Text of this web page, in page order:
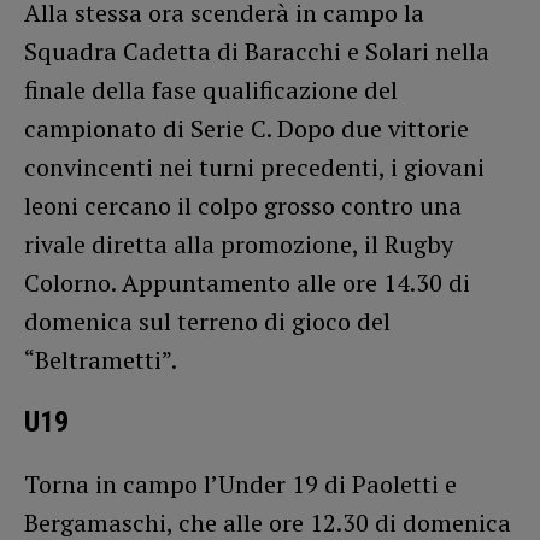
Alla stessa ora scenderà in campo la
Squadra Cadetta di Baracchi e Solari nella
finale della fase qualificazione del
campionato di Serie C. Dopo due vittorie
convincenti nei turni precedenti, i giovani
leoni cercano il colpo grosso contro una
rivale diretta alla promozione, il Rugby
Colorno. Appuntamento alle ore 14.30 di
domenica sul terreno di gioco del
“Beltrametti”.
U19
Torna in campo l’Under 19 di Paoletti e
Bergamaschi, che alle ore 12.30 di domenica